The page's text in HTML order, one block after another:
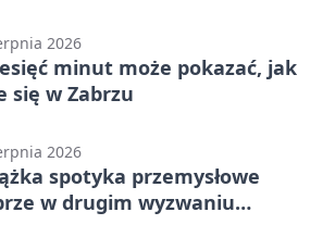
2026
minut może pokazać, jak
się w Zabrzu
2026
spotyka przemysłowe
w drugim wyzwaniu